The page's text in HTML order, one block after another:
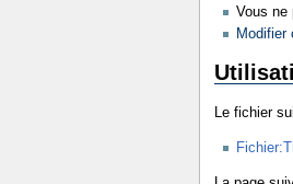
Vous ne
Modifier
Le fichier